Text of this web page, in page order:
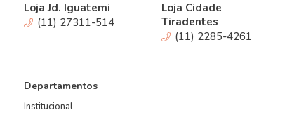
Loja Jd. Iguatemi
(11) 27311-514
Loja Cidade
Tiradentes
(11) 2285-4261
Departamentos
Institucional